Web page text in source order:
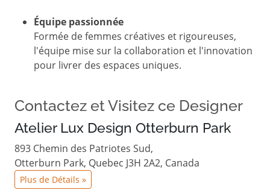
Équipe passionnée
Formée de femmes créatives et rigoureuses,
l'équipe mise sur la collaboration et l'innovation
pour livrer des espaces uniques.
Contactez et Visitez ce Designer
Atelier Lux Design Otterburn Park
893 Chemin des Patriotes Sud,
Otterburn Park, Quebec J3H 2A2, Canada
Plus de Détails »